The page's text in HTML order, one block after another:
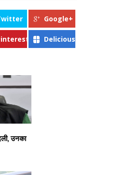
Google+
Delicious
उनका